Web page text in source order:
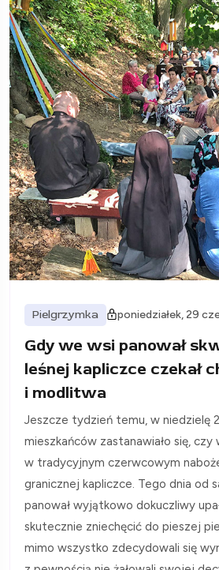
Pielgrzymka poniedziałek, 29
Gdy we wsi panował
leśnej kapliczce czekał
i modlitwa
Jeszcze tydzień temu, w niedzielę
mieszkańców zastanawiało się, czy
w tradycyjnym czerwcowym
granicznej kapliczce. Tego dnia od
panował wyjątkowo dokuczliwy
skutecznie zniechęcić do pieszej
mimo wszystko zdecydowali się